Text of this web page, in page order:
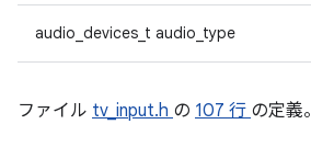
audio_devices_t audio_type
ファイル tv_input.h の 107 行 の定義。